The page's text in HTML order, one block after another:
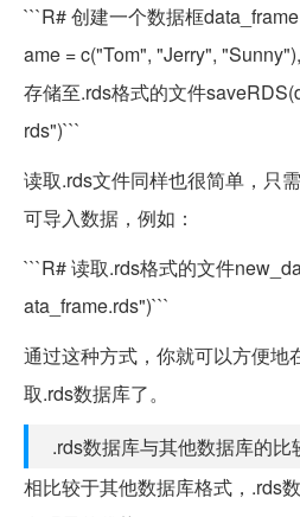
```R# 创建一个数据框
ame = c("Tom", "Jerry",
存储至.rds格式的文件
rds")```
读取.rds文件同样也很简单，只
可导入数据，例如：
```R# 读取.rds格式的文件
ata_frame.rds")```
通过这种方式，你就可以方便地
取.rds数据库了。
.rds数据库与其他数据库的比
相比较于其他数据库格式，.rds